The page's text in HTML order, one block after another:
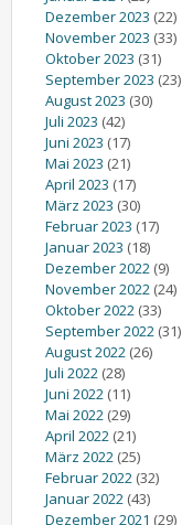
Dezember 2023 (22)
November 2023 (33)
Oktober 2023 (31)
September 2023 (23)
August 2023 (30)
Juli 2023 (42)
Juni 2023 (17)
Mai 2023 (21)
April 2023 (17)
März 2023 (30)
Februar 2023 (17)
Januar 2023 (18)
Dezember 2022 (9)
November 2022 (24)
Oktober 2022 (33)
September 2022 (31)
August 2022 (26)
Juli 2022 (28)
Juni 2022 (11)
Mai 2022 (29)
April 2022 (21)
März 2022 (25)
Februar 2022 (32)
Januar 2022 (43)
Dezember 2021 (29)